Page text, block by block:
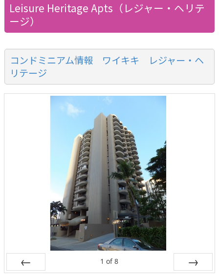
Leisure Heritage Apts（レジャー・ヘリテ
ージ）
コンドミニアム情報 ワイキキ レジャー・ヘ
リテージ
1 of 8